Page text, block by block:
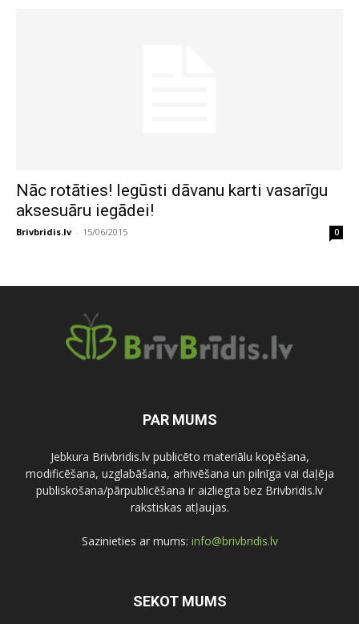
Nāc rotāties! Iegūsti dāvanu karti vasarīgu
aksesuāru iegādei!
Brivbridis.lv - 15/06/2015 0
PAR MUMS
Jebkura Brivbridis.lv publicēto materiālu kopēšana,
modificēšana, uzglabāšana, arhivēšana un pilnīga vai daļēja
publiskošana/pārpublicēšana ir aizliegta bez Brivbridis.lv
rakstiskas atļaujas.
Sazinieties ar mums: info@brivbridis.lv
SEKOT MUMS